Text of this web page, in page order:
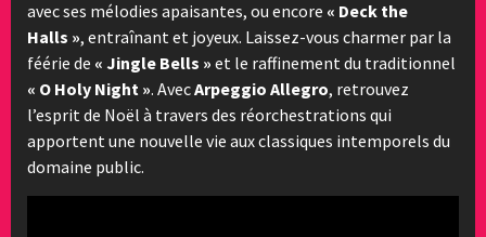
avec ses mélodies apaisantes, ou encore « Deck the
Halls », entraînant et joyeux. Laissez-vous charmer par la
féérie de « Jingle Bells » et le raffinement du traditionnel
« O Holy Night ». AvecArpeggio Allegro, retrouvez
l’esprit de Noël à travers des réorchestrations qui
apportent une nouvelle vie aux classiques intemporels du
domaine public.